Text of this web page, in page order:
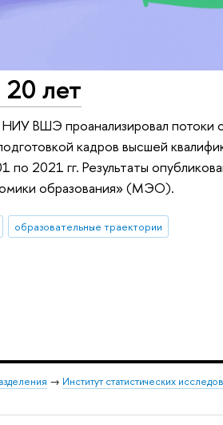
лет
ВШЭ проанализировал
кадров высшей
по 2021 гг. Результаты
образования» (МЭО).
образовательные траектории
→ Институт статистических